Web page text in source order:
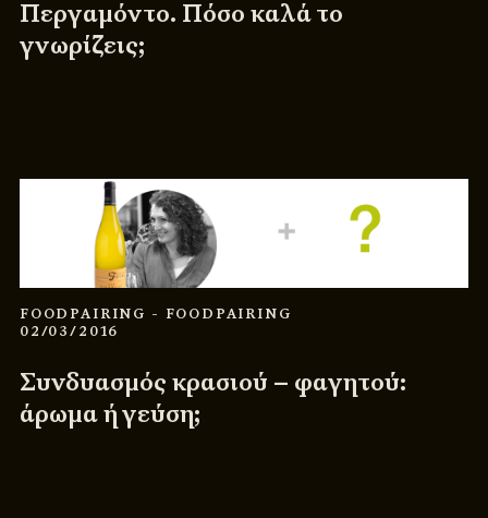
Περγαμόντο. Πόσο καλά το
γνωρίζεις;
FOODPAIRING - FOODPAIRING
02/03/2016
Συνδυασμός κρασιού – φαγητού:
άρωμα ή γεύση;